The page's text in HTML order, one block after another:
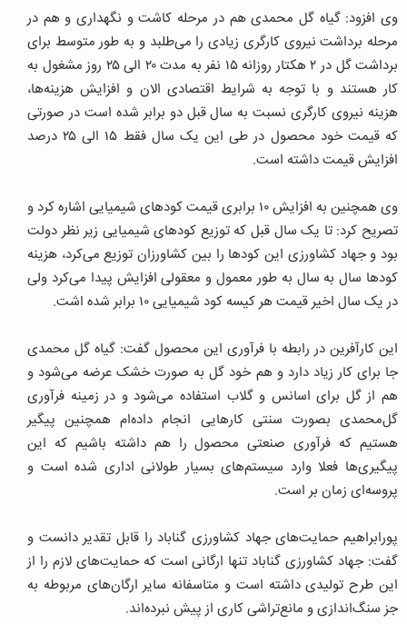
وی افزود: گیاه گل‌ محمدی هم در مرحله کاشت و نگهداری و هم در
مرحله برداشت نیروی کارگری زیادی را می‌طلبد و به طور متوسط برای
برداشت گل در ۲ هکتار روزانه ۱۵ نفر به مدت ۲۰ الی ۲۵ روز مشغول به
کار هستند و با توجه به شرایط اقتصادی الان و افزایش هزینه‌ها،
هزینه نیروی کارگری نسبت به سال قبل دو برابر شده است در صورتی
که قیمت خود محصول در طی این یک سال فقط ۱۵ الی ۲۵ درصد
افزایش قیمت داشته است.
وی همچنین به افزایش ۱۰ برابری قیمت کودهای شیمیایی اشاره کرد و
تصریح کرد: تا یک سال قبل که توزیع کودهای شیمیایی زیر نظر دولت
بود و جهاد کشاورزی این کودها را بین کشاورزان توزیع می‌کرد، هزینه
کودها سال به سال به طور معمول و معقولی افزایش پیدا می‌کرد ولی
در یک سال اخیر قیمت هر کیسه کود شیمیایی ۱۰ برابر شده اشت.
این کارآفرین در رابطه با فرآوری این محصول گفت: گیاه گل محمدی
جا برای کار زیاد دارد و هم خود گل به صورت خشک عرضه می‌شود و
هم از گل برای اسانس و گلاب استفاده می‌شود و در زمینه فرآوری
گل‌محمدی بصورت سنتی کارهایی انجام داده‌ام همچنین پیگیر
هستیم که فرآوری صنعتی محصول را هم داشته باشیم که این
پیگیری‌ها فعلا وارد سیستم‌های بسیار طولانی اداری شده است و
پروسه‌ای زمان بر است.
پورابراهیم حمایت‌های جهاد کشاورزی گناباد را قابل تقدیر دانست و
گفت: جهاد کشاورزی گناباد تنها ارگانی است که حمایت‌های لازم را از
این طرح تولیدی داشته است و متاسفانه سایر ارگان‌های مربوطه به
جز سنگ‌اندازی و مانع‌تراشی کاری از پیش نبرده‌اند.